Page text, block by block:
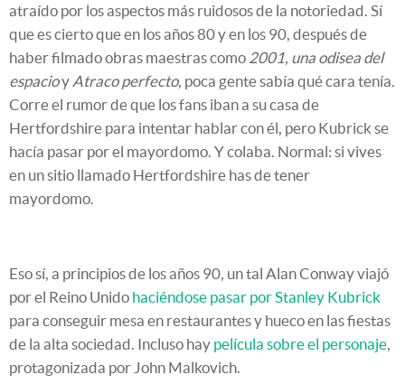
atraído por los aspectos más ruidosos de la notoriedad. Sí
que es cierto que en los años 80 y en los 90, después de
haber filmado obras maestras como 2001, una odisea del
espacioy Atraco perfecto, poca gente sabía qué cara tenía.
Corre el rumor de que los fans iban a su casa de
Hertfordshire para intentar hablar con él, pero Kubrick se
hacía pasar por el mayordomo. Y colaba. Normal: si vives
en un sitio llamado Hertfordshire has de tener
mayordomo.
Eso sí, a principios de los años 90, un tal Alan Conway viajó
por el Reino Unido haciéndose pasar por Stanley Kubrick
para conseguir mesa en restaurantes y hueco en las fiestas
de la alta sociedad. Incluso hay película sobre el personaje,
protagonizada por John Malkovich.